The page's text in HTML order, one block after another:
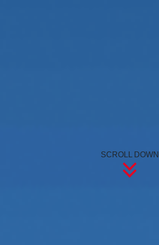
SCROLL DOWN